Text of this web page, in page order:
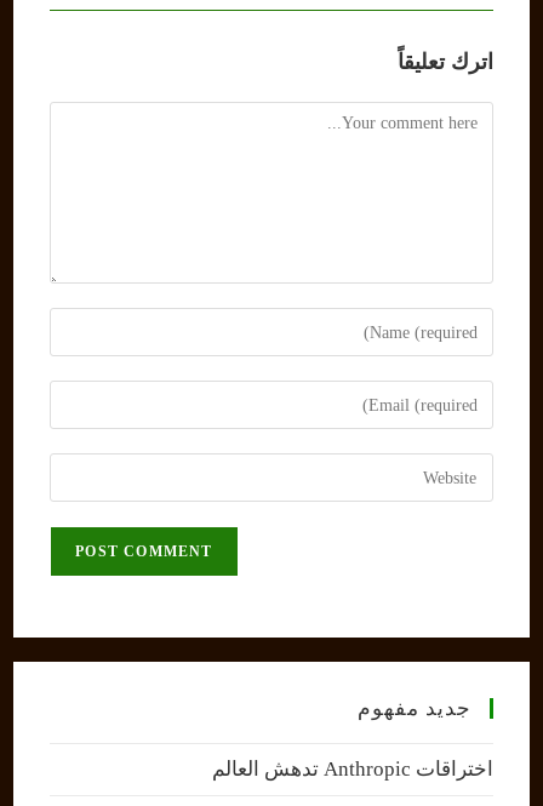
اترك تعليقاً
Comment
Enter
your
name
comment
Enter
your
email
address
Enter
your
جديد مفهوم
اختراقات Anthropic تدهش العالم